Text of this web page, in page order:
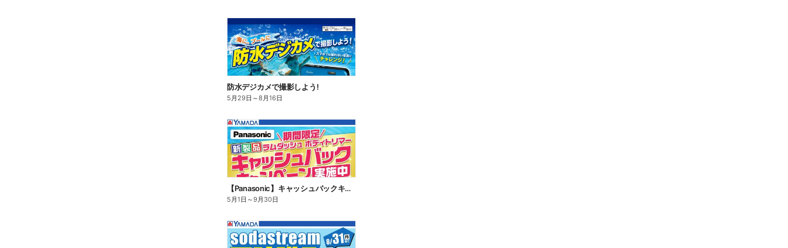
防水デジカメで撮影しよう!
5月29日 ～8月16日
【Panasonic】キャッシュバックキャンペーン
5月1日 ～9月30日